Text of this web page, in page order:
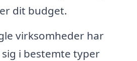
dit budget.
virksomheder har
i bestemte typer